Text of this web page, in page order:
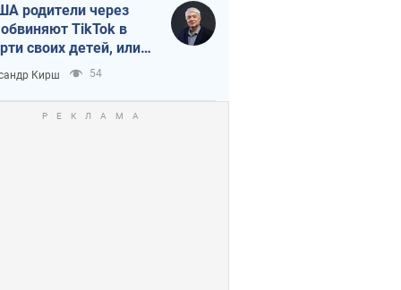
родители через
TikTok в
своих детей, или
КНР на молодежь
Кирш 54